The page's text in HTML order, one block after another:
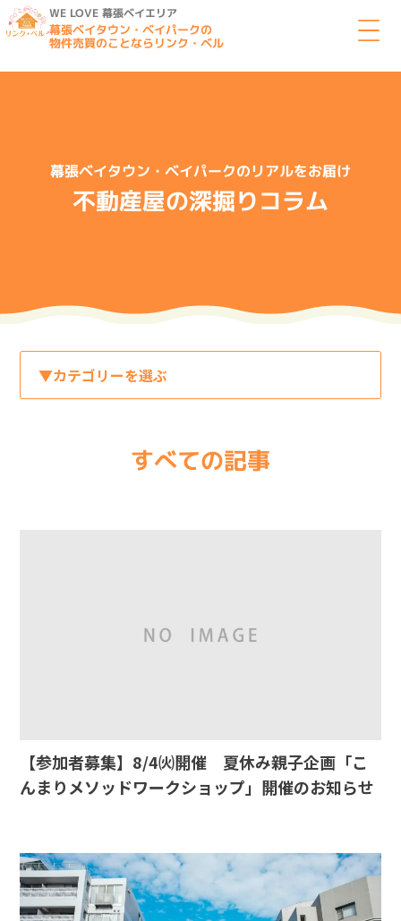
WE LOVE 幕張ベイエリア
幕張ベイタウン・ベイパークの
物件売買のことならリンク・ベル
幕張ベイタウン・ベイパークのリアルをお届け
不動産屋の深掘りコラム
▼カテゴリーを選ぶ
すべての記事
【参加者募集】8/4㈫開催 夏休み親子企画「こ
んまりメソッドワークショップ」開催のお知らせ